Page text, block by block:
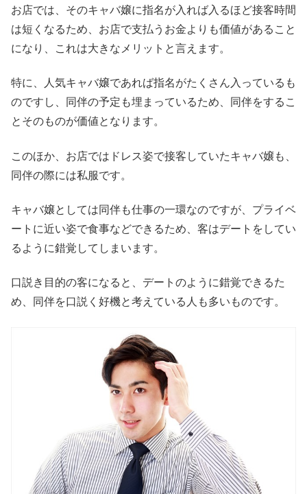
お店では、そのキャバ嬢に指名が入れば入るほど接客時間
は短くなるため、お店で支払うお金よりも価値があること
になり、これは大きなメリットと言えます。
特に、人気キャバ嬢であれば指名がたくさん入っているも
のですし、同伴の予定も埋まっているため、同伴をするこ
とそのものが価値となります。
このほか、お店ではドレス姿で接客していたキャバ嬢も、
同伴の際には私服です。
キャバ嬢としては同伴も仕事の一環なのですが、プライベ
ートに近い姿で食事などできるため、客はデートをしてい
るように錯覚してしまいます。
口説き目的の客になると、デートのように錯覚できるた
め、同伴を口説く好機と考えている人も多いものです。